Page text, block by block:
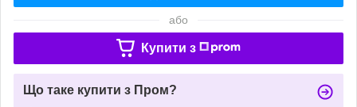
або
Купити з
Що таке купити з Пром?